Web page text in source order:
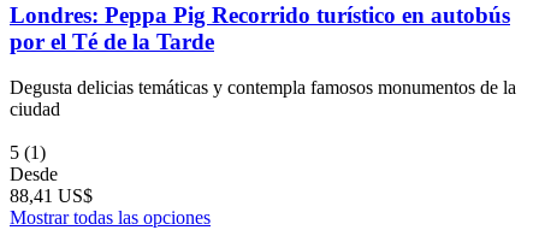
Londres: Peppa Pig Recorrido turístico en autobús
por el Té de la Tarde
Degusta delicias temáticas y contempla famosos monumentos de la
ciudad
5 (1)
Desde
88,41 US$
Mostrar todas las opciones